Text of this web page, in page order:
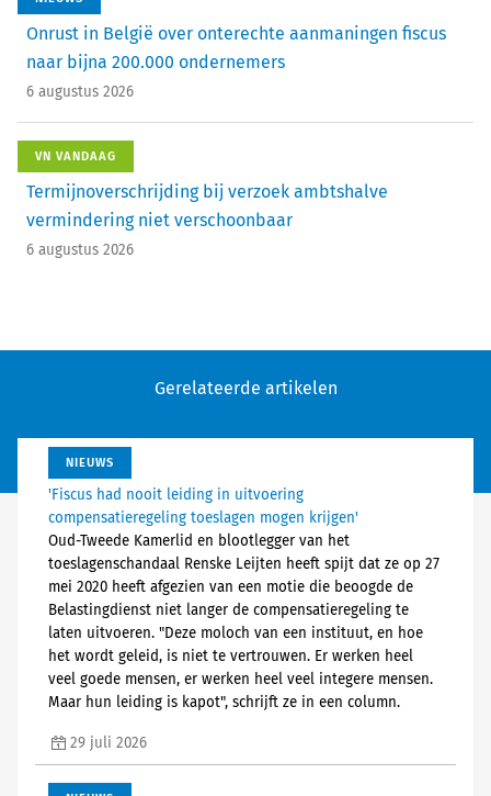
Onrust in België over onterechte aanmaningen fiscus
naar bijna 200.000 ondernemers
6 augustus 2026
VN VANDAAG
Termijnoverschrijding bij verzoek ambtshalve
vermindering niet verschoonbaar
6 augustus 2026
Gerelateerde artikelen
NIEUWS
'Fiscus had nooit leiding in uitvoering
compensatieregeling toeslagen mogen krijgen'
Oud-Tweede Kamerlid en blootlegger van het
toeslagenschandaal Renske Leijten heeft spijt dat ze op 27
mei 2020 heeft afgezien van een motie die beoogde de
Belastingdienst niet langer de compensatieregeling te
laten uitvoeren. "Deze moloch van een instituut, en hoe
het wordt geleid, is niet te vertrouwen. Er werken heel
veel goede mensen, er werken heel veel integere mensen.
Maar hun leiding is kapot", schrijft ze in een column.
29 juli 2026